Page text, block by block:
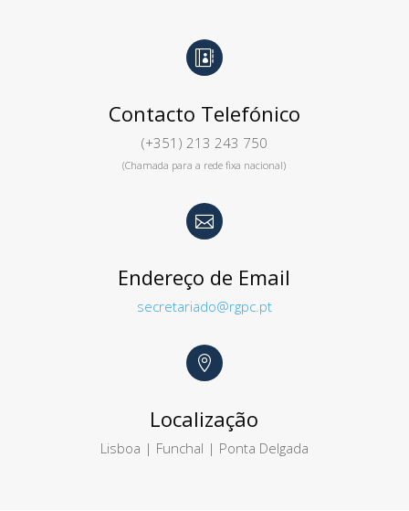

Contacto Telefónico
(+351) 213 243 750
(Chamada para a rede fixa nacional)

Endereço de Email
secretariado@rgpc.pt

Localização
Lisboa | Funchal | Ponta Delgada